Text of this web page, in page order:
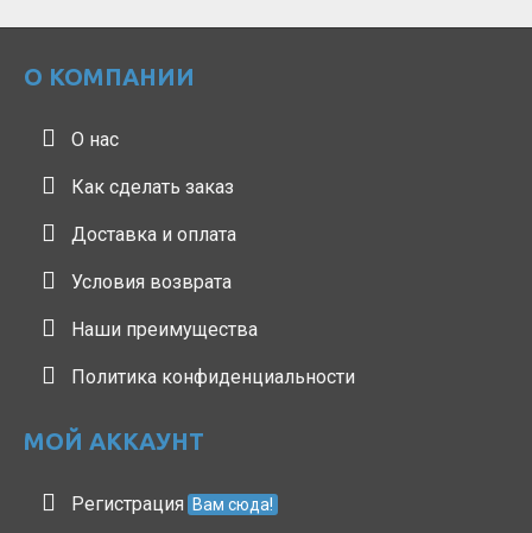
О КОМПАНИИ
О нас
Как сделать заказ
Доставка и оплата
Условия возврата
Наши преимущества
Политика конфиденциальности
МОЙ АККАУНТ
Регистрация Вам сюда!